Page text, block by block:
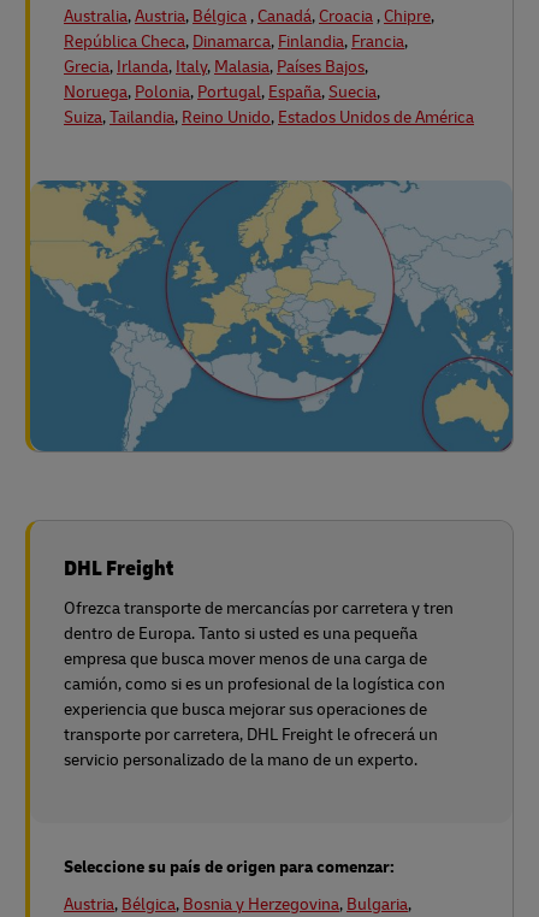
Australia,Austria, Bélgica , Canadá, Croacia , Chipre,
República Checa, Dinamarca, Finlandia, Francia,
Grecia, Irlanda, Italy, Malasia, Países Bajos,
Noruega, Polonia, Portugal, España,Suecia,
Suiza,Tailandia, Reino Unido, Estados Unidos de América
DHL Freight
Ofrezca transporte de mercancías por carretera y tren
dentro de Europa. Tanto si usted es una pequeña
empresa que busca mover menos de una carga de
camión, como si es un profesional de la logística con
experiencia que busca mejorar sus operaciones de
transporte por carretera, DHL Freight le ofrecerá un
servicio personalizado de la mano de un experto.
Seleccione su país de origen para comenzar:
Austria, Bélgica, Bosnia y Herzegovina, Bulgaria,